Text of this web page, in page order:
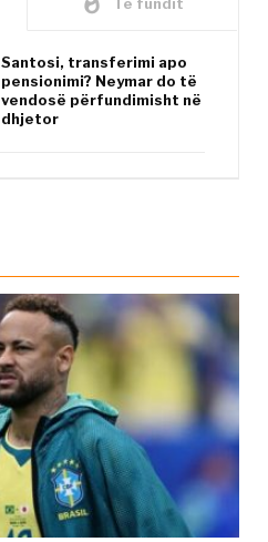
Santosi, transferimi apo
pensionimi? Neymar do të
vendosë përfundimisht në
dhjetor